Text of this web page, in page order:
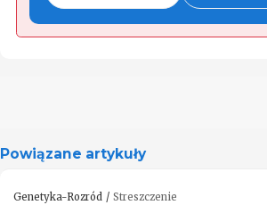
Powiązane artykuły
Genetyka-Rozród Streszczenie